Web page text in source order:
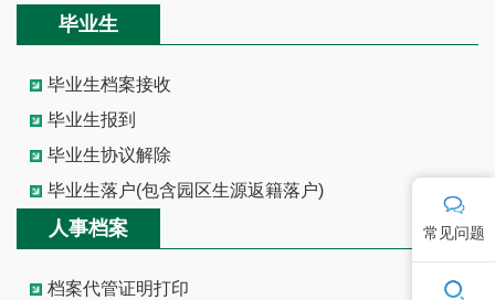
常见问题
毕业生
毕业生档案接收
毕业生报到
毕业生协议解除
毕业生落户(包含园区生源返籍落户)
人事档案
档案代管证明打印